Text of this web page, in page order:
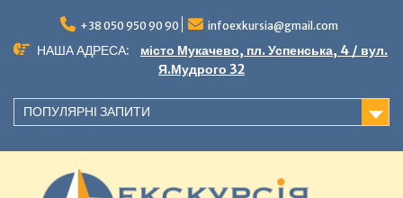
+38 050 950 90 90 infoexkursia@gmail.com
НАША АДРЕСА:
місто Мукачево, пл. Успенська, 4 / вул.
Я.Мудрого 32
ПОПУЛЯРНІ ЗАПИТИ